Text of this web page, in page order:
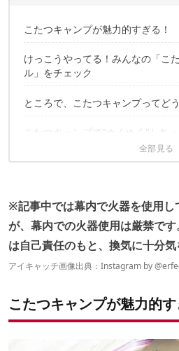
こたつキャンプが魅力的すぎる！
けっこうやってる！みんなの「こ
ル」をチェック
こたつ導入でもこのおしゃれ感
ベンチインテーブルをこたつにしち
快適すぎて「ほぼ家」
ところで、こたつキャンプってど
やり方１：キャンプテーブルで「即
やり方２：レンタルを利用
おすすめ「こたつ布団」たち
こたつキャンプで"ぬくぬく"しちゃ
やっぱり便利な電源サイト
※記事中では幕内で火器を使用
が、幕内での火器使用は厳禁で
は自己責任のもと、換気に十分気
アイキャッチ画像出典：Instagram by
こたつキャンプが魅力的す